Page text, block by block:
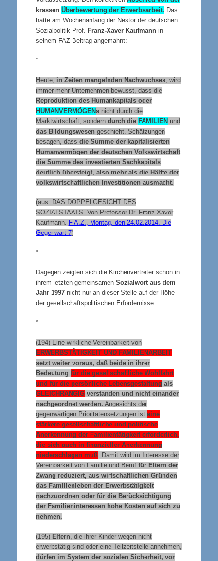
krassen Überbewertung der Erwerbsarbeit. Das
hatte am Wochenanfang der Nestor der deutschen
Sozialpolitik Prof. Franz-Xaver Kaufmannin
seinem FAZ-Beitrag angemahnt:
°
Heute, in Zeiten mangelnden Nachwuchses, wird
immer mehr Unternehmen bewusst, dass die
Reproduktion des Humankapitals oder
HUMANVERMÖGENsnicht durch die
Marktwirtschaft, sondern durch die FAMILIENund
das Bildungswesen geschieht. Schätzungen
besagen, dass die Summe der kapitalisierten
Humanvermögen der deutschen Volkswirtschaft
die Summe des investierten Sachkapitals
deutlich übersteigt, also mehr als die Hälfte der
volkswirtschaftlichen Investitionen ausmacht.
(aus: DAS DOPPELGESICHT DES
SOZIALSTAATS. Von Professor Dr. Franz-Xaver
Kaufmann. F.A.Z., Montag, den 24.02.2014. Die
Gegenwart 7)
°
Dagegen zeigten sich die Kirchenvertreter schon in
ihrem letzten gemeinsamen Sozialwort aus dem
Jahr 1997nicht nur an dieser Stelle auf der Höhe
der gesellschaftspolitischen Erfordernisse:
°
(194) Eine wirkliche Vereinbarkeit von
ERWERBSTÄTIGKEIT UND FAMILIENARBEIT
setzt weiter voraus, daß beide in ihrer
Bedeutung für die gesellschaftliche Wohlfahrt
und für die persönliche Lebensgestaltung als
GLEICHRANGIGverstanden und nicht einander
nachgeordnet werden. Angesichts der
gegenwärtigen Prioritätensetzungen ist eine
stärkere gesellschaftliche und politische
Anerkennung der Familientätigkeit erforderlich,
die sich auch in finanzieller Anerkennung
niederschlagen muß. Damit wird im Interesse der
Vereinbarkeit von Familie und Beruf für Eltern der
Zwang reduziert, aus wirtschaftlichen Gründen
das Familienleben der Erwerbstätigkeit
nachzuordnen oder für die Berücksichtigung
der Familieninteressen hohe Kosten auf sich zu
nehmen.
(195) Eltern , die ihrer Kinder wegen nicht
erwerbstätig sind oder eine Teilzeitstelle annehmen,
dürfen im System der sozialen Sicherheit, vor